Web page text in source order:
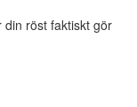
röst faktiskt gör